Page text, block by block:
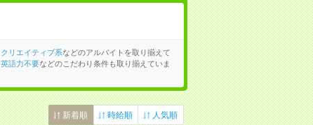
クリエイティブ系などのアルバイトを取り揃えて
英語力不要などのこだわり条件も取り揃えていま
新着順 時給順 人気順